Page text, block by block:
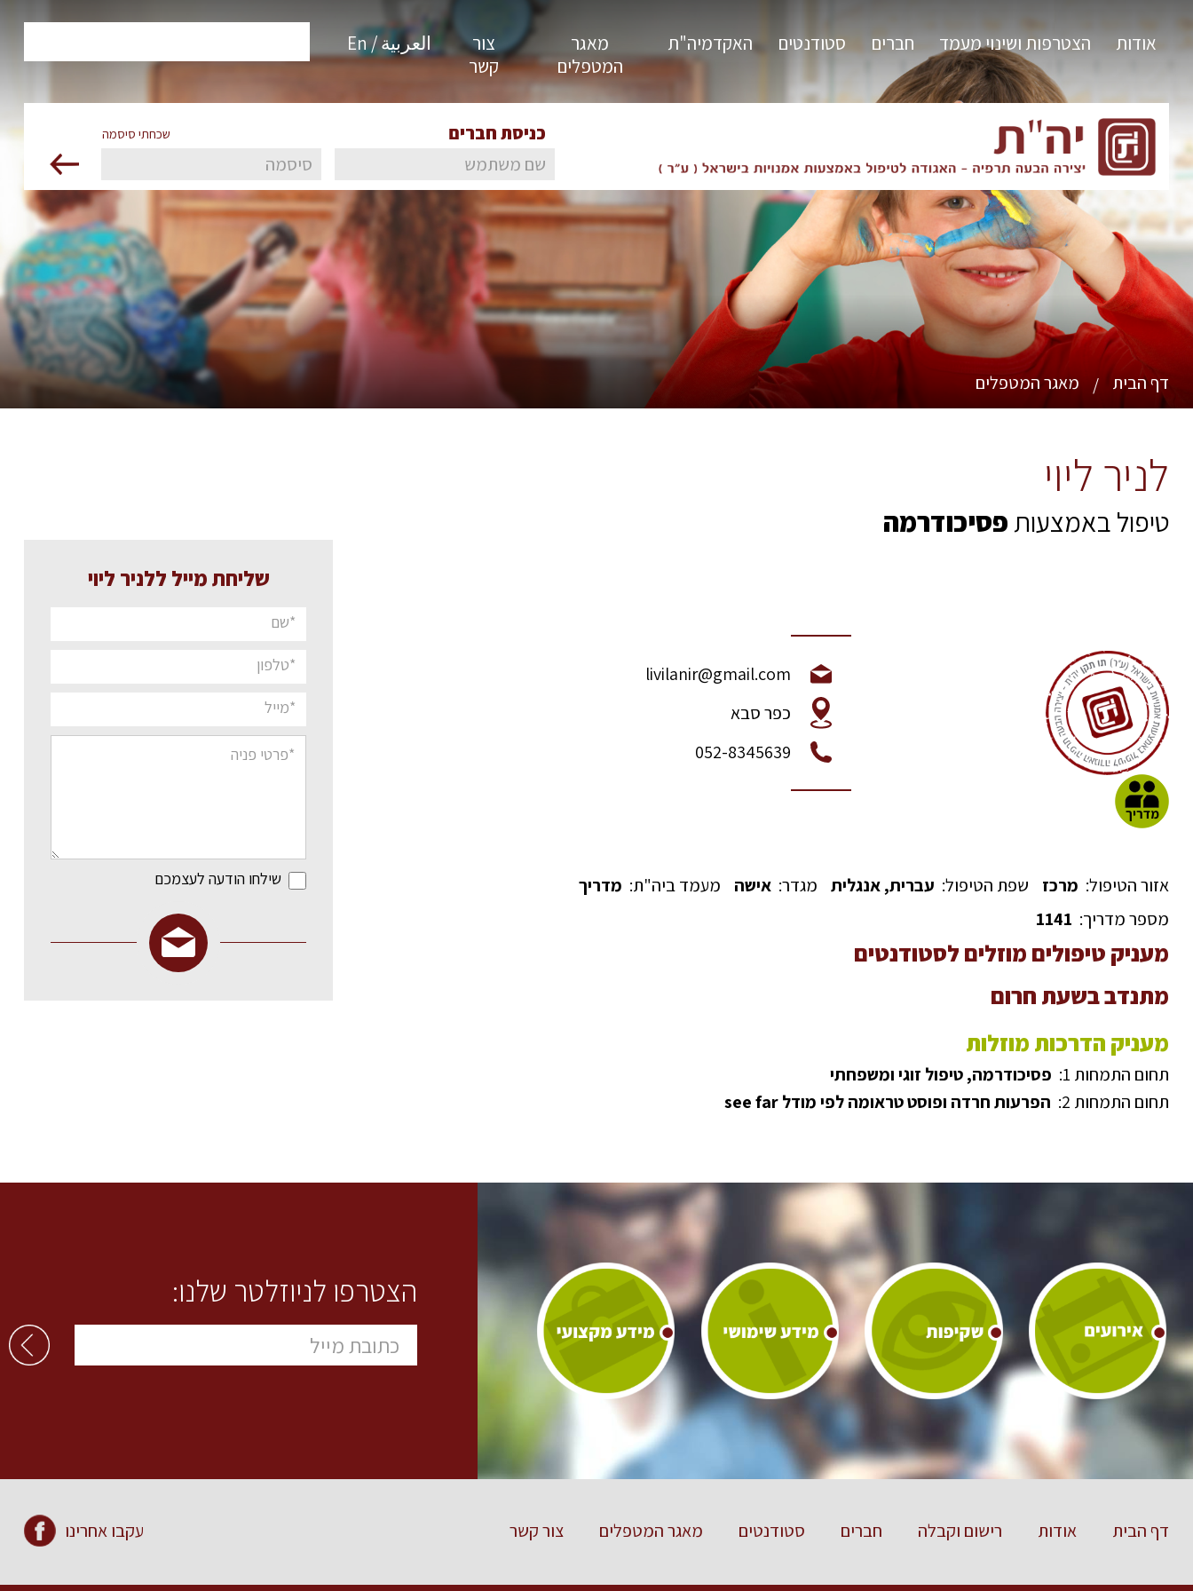
אודות הצטרפות ושינוי מעמד חברים סטודנטים האקדמיה"ת
מאגר
המטפלים
צור
קשר
العربية / En
כניסת חברים שכחתי סיסמה
דף הבית / מאגר המטפלים
לניר ליוי
טיפול באמצעותפסיכודרמה
livilanir@gmail.com
כפר סבא
052-8345639
אזור הטיפול: מרכז שפת הטיפול: עברית, אנגלית מגדר: אישה מעמד ביה"ת: מדריך
מספר מדריך: 1141
מעניק טיפולים מוזלים לסטודנטים
מתנדב בשעת חרום
מעניק הדרכות מוזלות
תחום התמחות 1:
פסיכודרמה, טיפול זוגי ומשפחתי
תחום התמחות 2:
הפרעות חרדה ופוסט טראומה לפי מודל see far
שליחת מייל ללניר ליוי
שילחו הודעה לעצמכם
הצטרפו לניוזלטר שלנו:
דף הבית אודות רישום וקבלה חברים סטודנטים מאגר המטפלים צור קשר עקבו אחרינו